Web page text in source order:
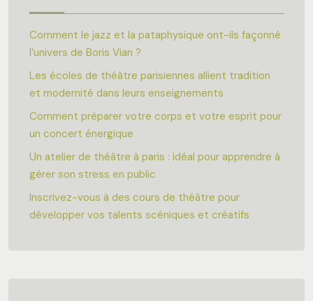
Comment le jazz et la pataphysique ont-ils façonné
l’univers de Boris Vian ?
Les écoles de théâtre parisiennes allient tradition
et modernité dans leurs enseignements
Comment préparer votre corps et votre esprit pour
un concert énergique
Un atelier de théâtre à paris : idéal pour apprendre à
gérer son stress en public
Inscrivez-vous à des cours de théâtre pour
développer vos talents scéniques et créatifs